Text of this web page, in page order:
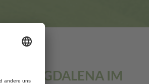
MAGDALENA IM